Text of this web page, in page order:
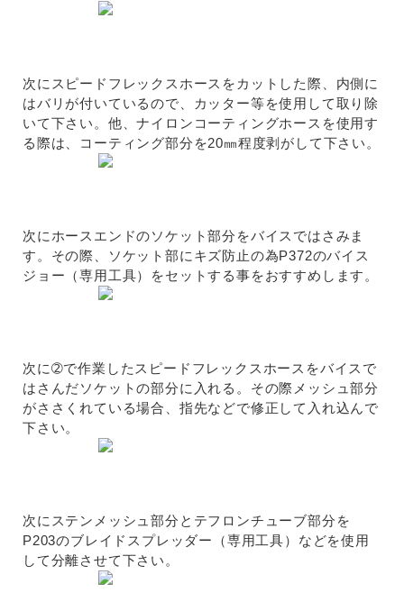
次にスピードフレックスホースをカットした際、内側に
はバリが付いているので、カッター等を使用して取り除
いて下さい。他、ナイロンコーティングホースを使用す
る際は、コーティング部分を20㎜程度剥がして下さい。
次にホースエンドのソケット部分をバイスではさみま
す。その際、ソケット部にキズ防止の為P372のバイス
ジョー（専用工具）をセットする事をおすすめします。
次に➁で作業したスピードフレックスホースをバイスで
はさんだソケットの部分に入れる。その際メッシュ部分
がささくれている場合、指先などで修正して入れ込んで
下さい。
次にステンメッシュ部分とテフロンチューブ部分を
P203のブレイドスプレッダー（専用工具）などを使用
して分離させて下さい。